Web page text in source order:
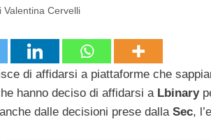
Valentina Cervelli
di affidarsi a piattaforme che
hanno deciso di affidarsi a Lbinary
dalle decisioni prese dalla Sec,